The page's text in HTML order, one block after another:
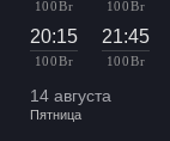
100 Br 100 Br
20:15
100 Br
21:45
100 Br
14 августа
Пятница